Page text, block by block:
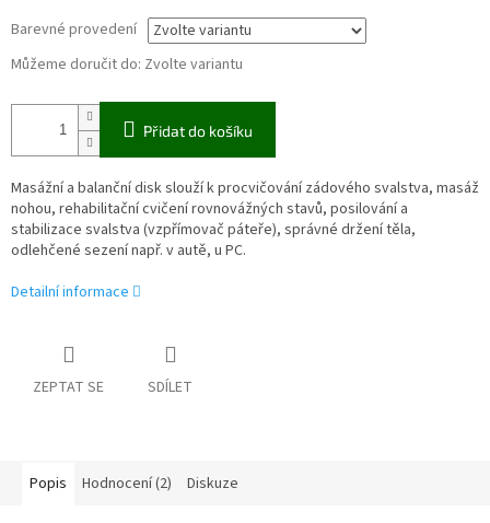
Barevné provedení
Můžeme doručit do: Zvolte variantu
Přidat do košíku
Masážní a balanční disk slouží k procvičování zádového svalstva, masáž
nohou, rehabilitační cvičení rovnovážných stavů, posilování a
stabilizace svalstva (vzpřímovač páteře), správné držení těla,
odlehčené sezení např. v autě, u PC.
Detailní informace
ZEPTAT SE SDÍLET
Popis Hodnocení (2) Diskuze